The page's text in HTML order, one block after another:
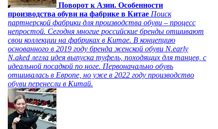
Поворот к Азии. Особенности
производства обуви на фабрике в Китае Поиск
партнерской фабрики для производства обуви – процесс
непростой. Сегодня многие российские бренды отшивают
свои коллекции на фабриках в Китае. В концепцию
основанного в 2019 году бренда женской обуви N.early
N.aked легла идея выпуска туфель, походящих для танцев, с
идеальной посадкой по ноге. Первоначально обувь
отшивалась в Европе, но уже в 2022 году производство
обуви перенесли в Китай.